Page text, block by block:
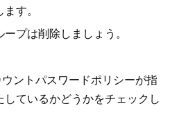
す。
プは削除しましょう。
ントパスワードポリシーが指
ているかどうかをチェックし